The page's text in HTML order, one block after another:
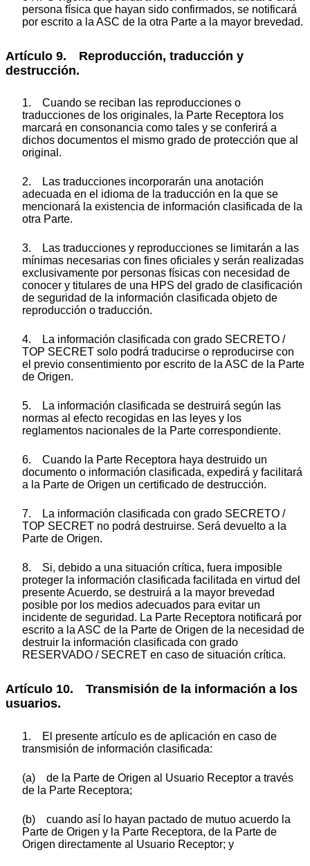
persona física que hayan sido confirmados, se notificará
por escrito a la ASC de la otra Parte a la mayor brevedad.
Artículo 9. Reproducción, traducción y
destrucción.
1. Cuando se reciban las reproducciones o
traducciones de los originales, la Parte Receptora los
marcará en consonancia como tales y se conferirá a
dichos documentos el mismo grado de protección que al
original.
2. Las traducciones incorporarán una anotación
adecuada en el idioma de la traducción en la que se
mencionará la existencia de información clasificada de la
otra Parte.
3. Las traducciones y reproducciones se limitarán a las
mínimas necesarias con fines oficiales y serán realizadas
exclusivamente por personas físicas con necesidad de
conocer y titulares de una HPS del grado de clasificación
de seguridad de la información clasificada objeto de
reproducción o traducción.
4. La información clasificada con grado SECRETO /
TOP SECRET solo podrá traducirse o reproducirse con
el previo consentimiento por escrito de la ASC de la Parte
de Origen.
5. La información clasificada se destruirá según las
normas al efecto recogidas en las leyes y los
reglamentos nacionales de la Parte correspondiente.
6. Cuando la Parte Receptora haya destruido un
documento o información clasificada, expedirá y facilitará
a la Parte de Origen un certificado de destrucción.
7. La información clasificada con grado SECRETO /
TOP SECRET no podrá destruirse. Será devuelto a la
Parte de Origen.
8. Si, debido a una situación crítica, fuera imposible
proteger la información clasificada facilitada en virtud del
presente Acuerdo, se destruirá a la mayor brevedad
posible por los medios adecuados para evitar un
incidente de seguridad. La Parte Receptora notificará por
escrito a la ASC de la Parte de Origen de la necesidad de
destruir la información clasificada con grado
RESERVADO / SECRET en caso de situación crítica.
Artículo 10. Transmisión de la información a los
usuarios.
1. El presente artículo es de aplicación en caso de
transmisión de información clasificada:
(a) de la Parte de Origen al Usuario Receptor a través
de la Parte Receptora;
(b) cuando así lo hayan pactado de mutuo acuerdo la
Parte de Origen y la Parte Receptora, de la Parte de
Origen directamente al Usuario Receptor; y